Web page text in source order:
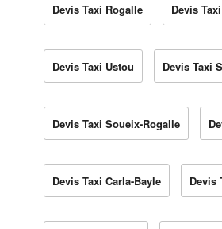
Devis Taxi Rogalle Devis
Devis Taxi Ustou Devis Taxi
Devis Taxi Soueix-Rogalle
Devis Taxi Carla-Bayle Devis